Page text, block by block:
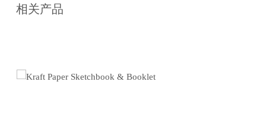
购
相关产品